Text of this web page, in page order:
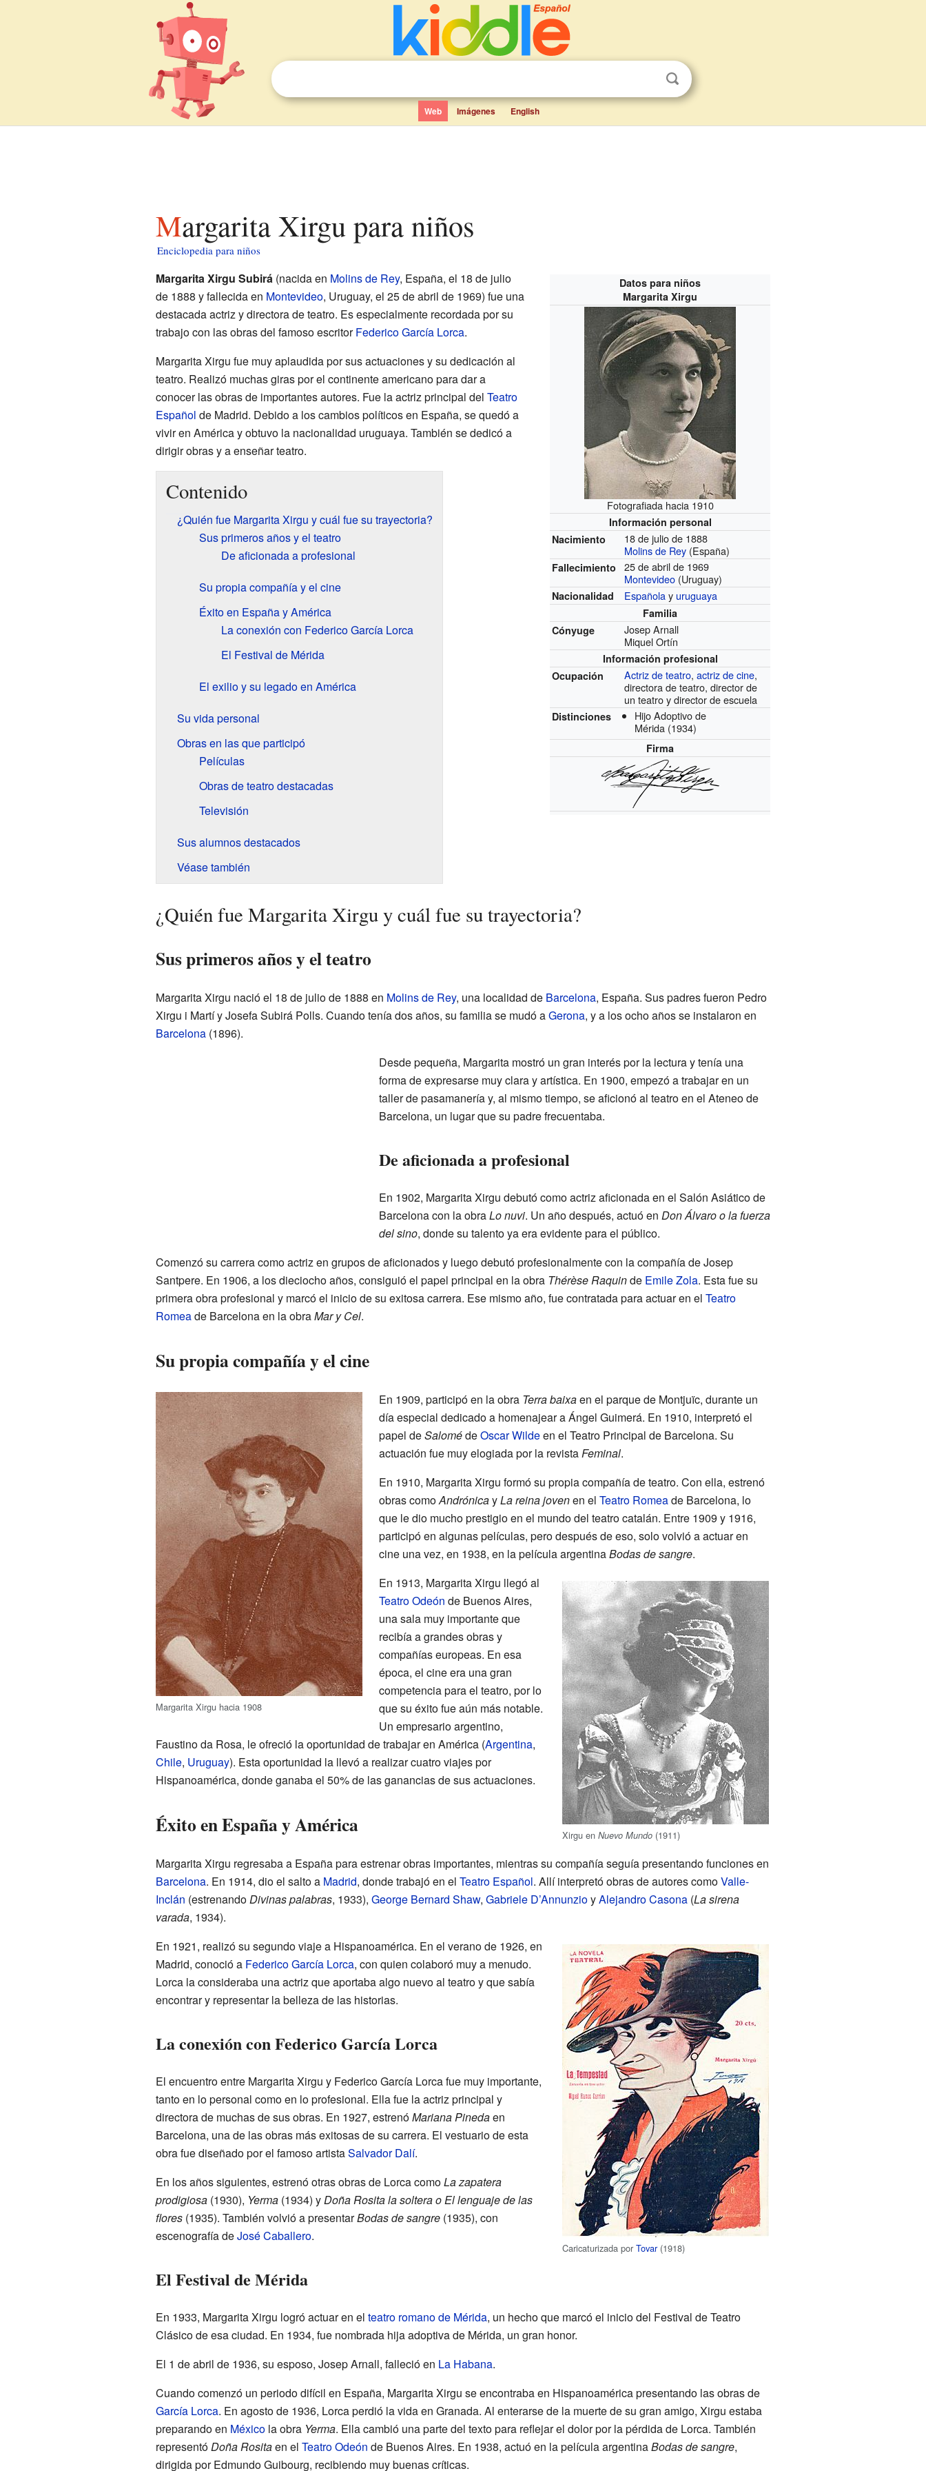
Web Imágenes English
Margarita Xirgu para niños
Enciclopedia para niños
Datos para niños
Margarita Xirgu
Fotografiada hacia 1910
Información personal
Nacimiento
18 de julio de 1888
Molins de Rey (España)
Fallecimiento
25 de abril de 1969
Montevideo (Uruguay)
Nacionalidad Españolay uruguaya
Familia
Cónyuge
Josep Arnall
Miquel Ortín
Información profesional
Ocupación
Actriz de teatro,actriz de cine,
directora de teatro, director de
un teatro y director de escuela
Distinciones
Hijo Adoptivo de
Mérida (1934)
Firma
Margarita Xirgu Subirá(nacida en Molins de Rey, España, el 18 de julio
de 1888 y fallecida en Montevideo, Uruguay, el 25 de abril de 1969) fue una
destacada actriz y directora de teatro. Es especialmente recordada por su
trabajo con las obras del famoso escritorFederico García Lorca.
Margarita Xirgu fue muy aplaudida por sus actuaciones y su dedicación al
teatro. Realizó muchas giras por el continente americano para dar a
conocer las obras de importantes autores. Fue la actriz principal del Teatro
Español de Madrid. Debido a los cambios políticos en España, se quedó a
vivir en América y obtuvo la nacionalidad uruguaya. También se dedicó a
dirigir obras y a enseñar teatro.
Contenido
¿Quién fue Margarita Xirgu y cuál fue su trayectoria?
Sus primeros años y el teatro
De aficionada a profesional
Su propia compañía y el cine
Éxito en España y América
La conexión con Federico García Lorca
El Festival de Mérida
El exilio y su legado en América
Su vida personal
Obras en las que participó
Películas
Obras de teatro destacadas
Televisión
Sus alumnos destacados
Véase también
¿Quién fue Margarita Xirgu y cuál fue su trayectoria?
Sus primeros años y el teatro
Margarita Xirgu nació el 18 de julio de 1888 en Molins de Rey, una localidad de Barcelona, España. Sus padres fueron Pedro
Xirgu i Martí y Josefa Subirá Polls. Cuando tenía dos años, su familia se mudó aGerona, y a los ocho años se instalaron en
Barcelona(1896).
Desde pequeña, Margarita mostró un gran interés por la lectura y tenía una
forma de expresarse muy clara y artística. En 1900, empezó a trabajar en un
taller de pasamanería y, al mismo tiempo, se aficionó al teatro en el Ateneo de
Barcelona, un lugar que su padre frecuentaba.
De aficionada a profesional
En 1902, Margarita Xirgu debutó como actriz aficionada en el Salón Asiático de
Barcelona con la obraLo nuvi. Un año después, actuó en Don Álvaro o la fuerza
del sino, donde su talento ya era evidente para el público.
Comenzó su carrera como actriz en grupos de aficionados y luego debutó profesionalmente con la compañía de Josep
Santpere. En 1906, a los dieciocho años, consiguió el papel principal en la obra Thérèse Raquinde Emile Zola. Esta fue su
primera obra profesional y marcó el inicio de su exitosa carrera. Ese mismo año, fue contratada para actuar en el Teatro
Romeade Barcelona en la obraMar y Cel.
Su propia compañía y el cine
Margarita Xirgu hacia 1908
En 1909, participó en la obra Terra baixaen el parque de Montjuïc, durante un
día especial dedicado a homenajear a Ángel Guimerá. En 1910, interpretó el
papel deSalomédeOscar Wildeen el Teatro Principal de Barcelona. Su
actuación fue muy elogiada por la revistaFeminal.
En 1910, Margarita Xirgu formó su propia compañía de teatro. Con ella, estrenó
obras comoAndrónicayLa reina jovenen el Teatro Romeade Barcelona, lo
que le dio mucho prestigio en el mundo del teatro catalán. Entre 1909 y 1916,
participó en algunas películas, pero después de eso, solo volvió a actuar en
cine una vez, en 1938, en la película argentinaBodas de sangre.
Xirgu enNuevo Mundo (1911)
En 1913, Margarita Xirgu llegó al
Teatro Odeón de Buenos Aires,
una sala muy importante que
recibía a grandes obras y
compañías europeas. En esa
época, el cine era una gran
competencia para el teatro, por lo
que su éxito fue aún más notable.
Un empresario argentino,
Faustino da Rosa, le ofreció la oportunidad de trabajar en América (Argentina,
Chile, Uruguay). Esta oportunidad la llevó a realizar cuatro viajes por
Hispanoamérica, donde ganaba el 50% de las ganancias de sus actuaciones.
Éxito en España y América
Margarita Xirgu regresaba a España para estrenar obras importantes, mientras su compañía seguía presentando funciones en
Barcelona. En 1914, dio el salto a Madrid, donde trabajó en el Teatro Español. Allí interpretó obras de autores comoValle-
Inclán (estrenandoDivinas palabras, 1933), George Bernard Shaw, Gabriele D’AnnunzioyAlejandro Casona(La sirena
varada, 1934).
Caricaturizada porTovar(1918)
En 1921, realizó su segundo viaje a Hispanoamérica. En el verano de 1926, en
Madrid, conoció a Federico García Lorca, con quien colaboró muy a menudo.
Lorca la consideraba una actriz que aportaba algo nuevo al teatro y que sabía
encontrar y representar la belleza de las historias.
La conexión con Federico García Lorca
El encuentro entre Margarita Xirgu y Federico García Lorca fue muy importante,
tanto en lo personal como en lo profesional. Ella fue la actriz principal y
directora de muchas de sus obras. En 1927, estrenóMariana Pinedaen
Barcelona, una de las obras más exitosas de su carrera. El vestuario de esta
obra fue diseñado por el famoso artistaSalvador Dalí.
En los años siguientes, estrenó otras obras de Lorca comoLa zapatera
prodigiosa(1930), Yerma(1934) yDoña Rosita la soltera o El lenguaje de las
flores(1935). También volvió a presentarBodas de sangre(1935), con
escenografía deJosé Caballero.
El Festival de Mérida
En 1933, Margarita Xirgu logró actuar en el teatro romano de Mérida, un hecho que marcó el inicio del Festival de Teatro
Clásico de esa ciudad. En 1934, fue nombrada hija adoptiva de Mérida, un gran honor.
El 1 de abril de 1936, su esposo, Josep Arnall, falleció en La Habana.
Cuando comenzó un periodo difícil en España, Margarita Xirgu se encontraba en Hispanoamérica presentando las obras de
García Lorca. En agosto de 1936, Lorca perdió la vida en Granada. Al enterarse de la muerte de su gran amigo, Xirgu estaba
preparando en Méxicola obra Yerma. Ella cambió una parte del texto para reflejar el dolor por la pérdida de Lorca. También
representóDoña Rositaen el Teatro Odeón de Buenos Aires. En 1938, actuó en la película argentinaBodas de sangre,
dirigida por Edmundo Guibourg, recibiendo muy buenas críticas.